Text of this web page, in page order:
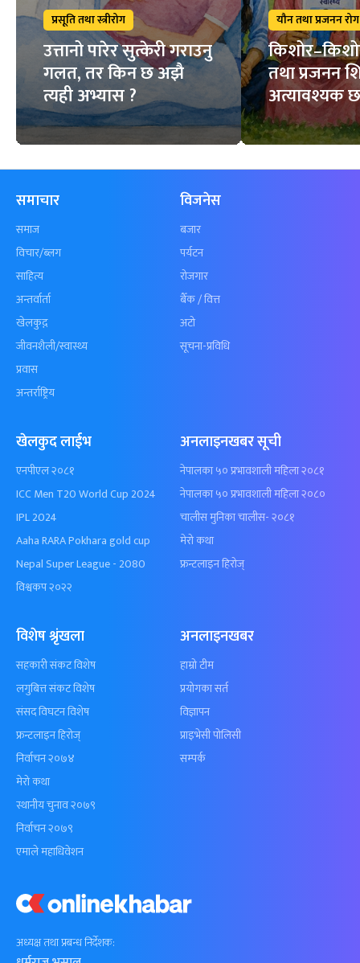
प्रसूति तथा स्त्रीरोग
उत्तानो पारेर सुत्केरी गराउनु
गलत, तर किन छ अझै
त्यही अभ्यास ?
यौन तथा प्रजनन रोग
तथा प्रजनन
अत्यावश्यक
अध्यक्ष तथा प्रबन्ध निर्देशक:
समाचार
समाज
विचार/ब्लग
साहित्य
अन्तर्वार्ता
खेलकुद़़
जीवनशैली/स्वास्थ्य
प्रवास
अन्तर्राष्ट्रिय
विजनेस
बजार
पर्यटन
रोजगार
बैँक / वित्त
अटो
सूचना-प्रविधि
खेलकुद लाईभ
एनपीएल २०८१
ICC Men T20 World Cup 2024
IPL 2024
Aaha RARA Pokhara gold cup
Nepal Super League - 2080
विश्वकप २०२२
अनलाइनखबर सूची
नेपालका ५० प्रभावशाली महिला २०८१
नेपालका ५० प्रभावशाली महिला २०८०
चालीस मुनिका चालीस- २०८१
मेरो कथा
फ्रन्टलाइन हिरोज्
विशेष श्रृंखला
सहकारी संकट विशेष
लगुबित्त संकट विशेष
संसद विघटन विशेष
फ्रन्टलाइन हिरोज्
निर्वाचन २०७४
मेरो कथा
स्थानीय चुनाव २०७९
निर्वाचन २०७९
एमाले महाधिवेशन
अनलाइनखबर
हाम्रो टीम
प्रयोगका सर्त
विज्ञापन
प्राइभेसी पोलिसी
सम्पर्क